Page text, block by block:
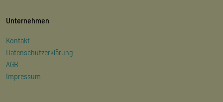
Unternehmen
Kontakt
Datenschutzerklärung
AGB
Impressum